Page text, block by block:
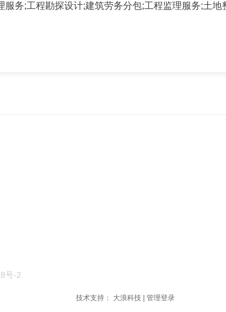
服务;工程勘探设计;建筑劳务分包;工程监理服务;土地
号-2
技术支持： 大浪科技 管理登录